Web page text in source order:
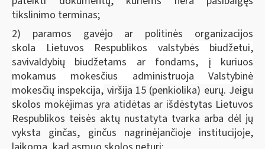
tikslinimo terminas;
2) paramos gavėjo ar politinės organizacijos
skola Lietuvos Respublikos valstybės biudžetui,
savivaldybių biudžetams ar fondams, į kuriuos
mokamus mokesčius administruoja Valstybinė
mokesčių inspekcija, viršija 15 (penkiolika) eurų. Jeigu
skolos mokėjimas yra atidėtas ar išdėstytas Lietuvos
Respublikos teisės aktų nustatyta tvarka arba dėl jų
vyksta ginčas, ginčus nagrinėjančioje institucijoje,